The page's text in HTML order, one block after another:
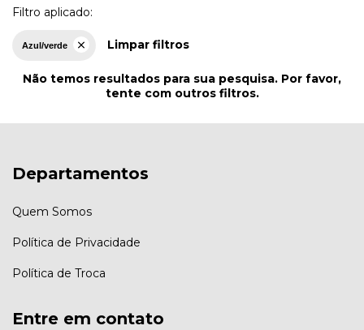
Filtro aplicado:
Azul/verde Limpar filtros
Não temos resultados para sua pesquisa. Por favor,
tente com outros filtros.
Departamentos
Quem Somos
Política de Privacidade
Política de Troca
Entre em contato